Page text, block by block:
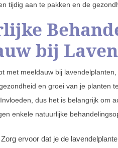
tijdig aan te pakken en de
bij
met meeldauw bij
en groei van je planten
dus het is belangrijk om
enkele natuurlijke
Zorg ervoor dat je de